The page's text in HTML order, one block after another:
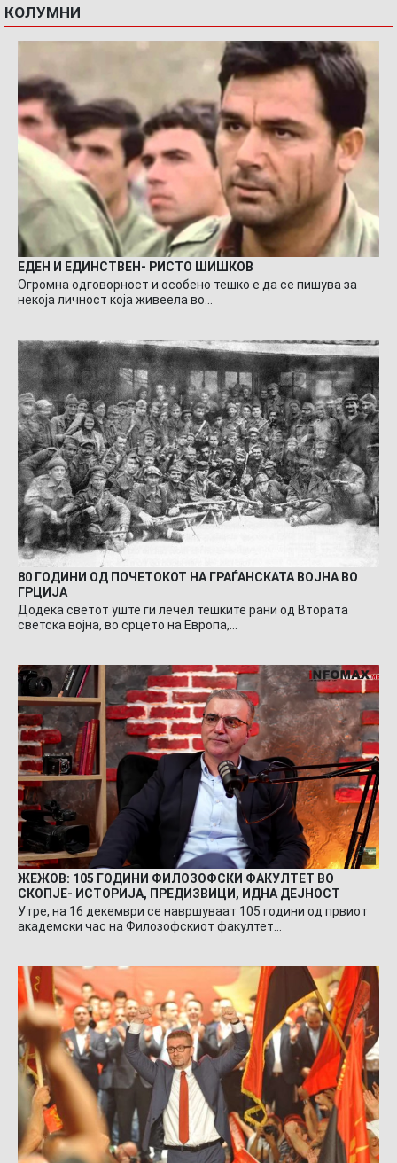
КОЛУМНИ
ЕДЕН И ЕДИНСТВЕН- РИСТО ШИШКОВ
Огромна одговорност и особено тешко е да се пишува за
некоја личност која живеела во…
80 ГОДИНИ ОД ПОЧЕТОКОТ НА ГРАЃАНСКАТА ВОЈНА ВО
ГРЦИЈА
Додека светот уште ги лечел тешките рани од Втората
светска војна, во срцето на Европа,…
ЖЕЖОВ: 105 ГОДИНИ ФИЛОЗОФСКИ ФАКУЛТЕТ ВО
СКОПЈЕ- ИСТОРИЈА, ПРЕДИЗВИЦИ, ИДНА ДЕЈНОСТ
Утре, на 16 декември се навршуваат 105 години од првиот
академски час на Филозофскиот факултет…